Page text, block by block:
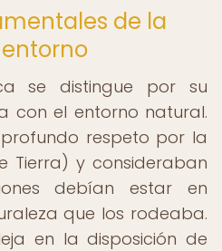
de la
se distingue por su
con el entorno natural.
respeto por la
Tierra) y consideraban
debían estar en
que los rodeaba.
en la disposición de